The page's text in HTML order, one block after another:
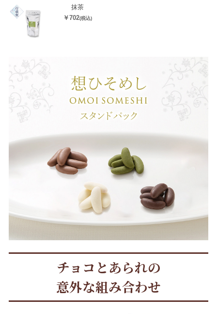
抹茶
￥702(税込)
チョコとあられの
意外な組み合わせ